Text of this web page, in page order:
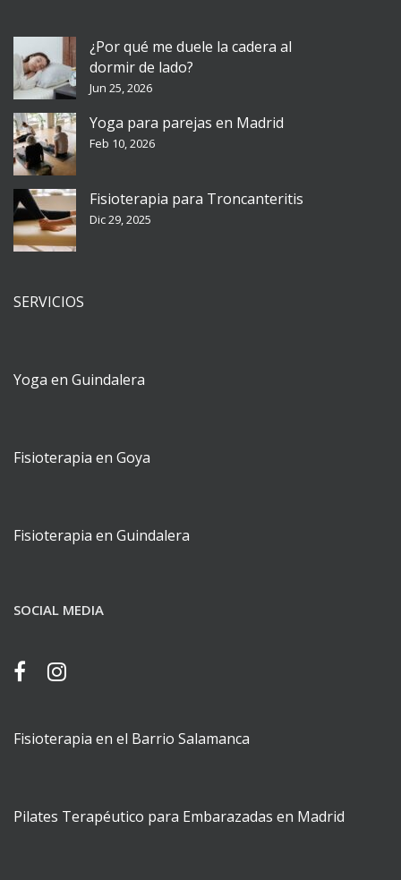
¿Por qué me duele la cadera al
dormir de lado?
Jun 25, 2026
Yoga para parejas en Madrid
Feb 10, 2026
Fisioterapia para Troncanteritis
Dic 29, 2025
SERVICIOS
Yoga en Guindalera
Fisioterapia en Goya
Fisioterapia en Guindalera
SOCIAL MEDIA
Fisioterapia en el Barrio Salamanca
Pilates Terapéutico para Embarazadas en Madrid